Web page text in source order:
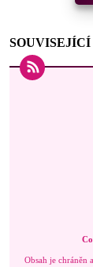
Obsah je chráněn